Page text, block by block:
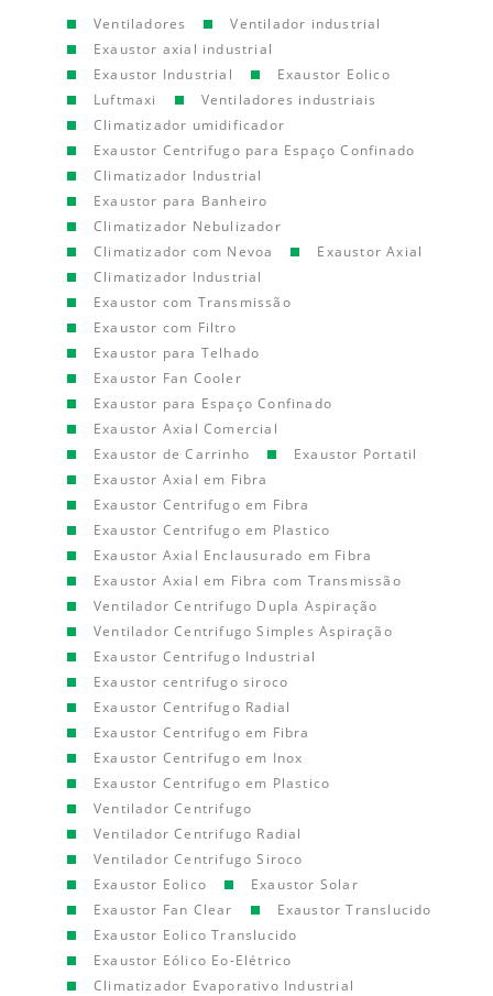
Ventiladores
Ventilador industrial
Exaustor axial industrial
Exaustor Industrial
Exaustor Eolico
Luftmaxi
Ventiladores industriais
Climatizador umidificador
Exaustor Centrifugo para Espaço Confinado
Climatizador Industrial
Exaustor para Banheiro
Climatizador Nebulizador
Climatizador com Nevoa
Exaustor Axial
Climatizador Industrial
Exaustor com Transmissão
Exaustor com Filtro
Exaustor para Telhado
Exaustor Fan Cooler
Exaustor para Espaço Confinado
Exaustor Axial Comercial
Exaustor de Carrinho
Exaustor Portatil
Exaustor Axial em Fibra
Exaustor Centrifugo em Fibra
Exaustor Centrifugo em Plastico
Exaustor Axial Enclausurado em Fibra
Exaustor Axial em Fibra com Transmissão
Ventilador Centrifugo Dupla Aspiração
Ventilador Centrifugo Simples Aspiração
Exaustor Centrifugo Industrial
Exaustor centrifugo siroco
Exaustor Centrifugo Radial
Exaustor Centrifugo em Fibra
Exaustor Centrifugo em Inox
Exaustor Centrifugo em Plastico
Ventilador Centrifugo
Ventilador Centrifugo Radial
Ventilador Centrifugo Siroco
Exaustor Eolico
Exaustor Solar
Exaustor Fan Clear
Exaustor Translucido
Exaustor Eolico Translucido
Exaustor Eólico Eo-Elétrico
Climatizador Evaporativo Industrial